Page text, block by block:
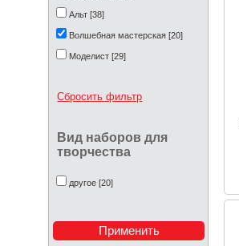
Альт [38]
Волшебная мастерская [20]
Моделист [29]
Сбросить фильтр
Вид наборов для
творчества
другое [20]